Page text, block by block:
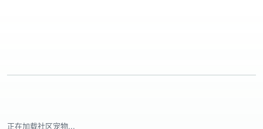
正在加载社区宠物...